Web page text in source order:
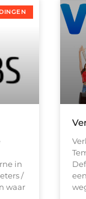
in
/
waar